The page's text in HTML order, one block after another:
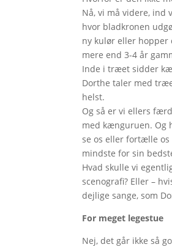
Nå, vi må videre,
hvor bladkronen
ny kulør eller hopper
mere end 3-4 år
Inde i træet sidder
Dorthe taler med
helst.
Og så er vi ellers
med kænguruen. Og
se os eller fortælle os
mindste for sin
Hvad skulle vi
scenografi? Eller –
dejlige sange, som
For meget legestue
Nej, det går ikke så